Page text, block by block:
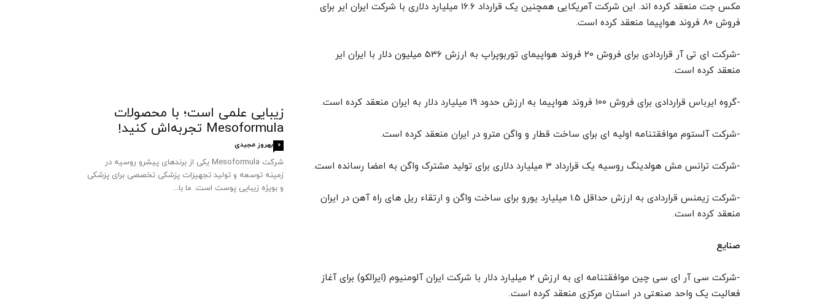
مکس جت منعقد کرده اند. این شرکت آمریکایی همچنین یک قرارداد 16.6 میلیارد دلاری با شرکت ایران ایر برای
فروش 80 فروند هواپیما منعقد کرده است.
-شرکت ای تی آر قراردادی برای فروش 20 فروند هواپیمای توربوپراپ به ارزش 536 میلیون دلار با ایران ایر
منعقد کرده است.
-گروه ایرباس قراردادی برای فروش 100 فروند هواپیما به ارزش حدود 19 میلیارد دلار به ایران منعقد کرده است.
-شرکت آلستوم موافقتنامه اولیه ای برای ساخت قطار و واگن مترو در ایران منعقد کرده است.
-شرکت ترانس مش هولدینگ روسیه یک قرارداد 3 میلیارد دلاری برای تولید مشترک واگن به امضا رسانده است.
-شرکت زیمنس قراردادی به ارزش حداقل 1.5 میلیارد یورو برای ساخت واگن و ارتقاء ریل های راه آهن در ایران
منعقد کرده است.
صنایع
-شرکت سی آر ای سی چین موافقتنامه ای به ارزش 2 میلیارد دلار با شرکت ایران آلومنیوم (ایرالکو) برای آغاز
فعالیت یک واحد صنعتی در استان مرکزی منعقد کرده است.
زیبایی علمی است؛ با محصولات
Mesoformula تجربه‌اش کنید!
بهروز مجیدی 0
شرکت Mesoformula یکی از برندهای پیشرو روسیه در
زمینه توسعه و تولید تجهیزات پزشکی تخصصی برای پزشکی
و بویژه زیبایی پوست است. ما با...